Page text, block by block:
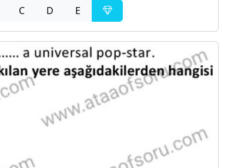
C D E